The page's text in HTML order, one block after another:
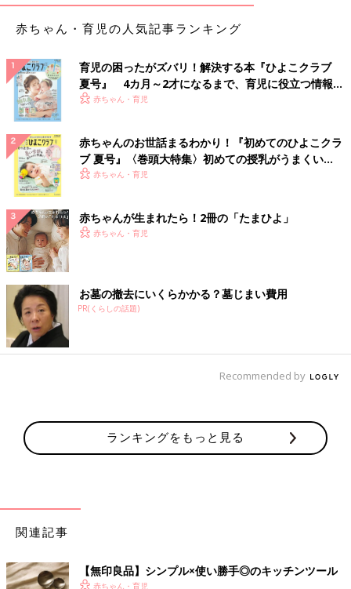
赤ちゃん・育児の人気記事ランキング
育児の困ったがズバリ！解決する本『ひよこクラブ
夏号』 4カ月～2才になるまで、育児に役立つ情報が
いっぱい！
赤ちゃん・育児
赤ちゃんのお世話まるわかり！『初めてのひよこクラ
ブ 夏号』〈巻頭大特集〉初めての授乳がうまくい
く！ おっぱい・ミルクの基本と夏のトラブル 解決テ
赤ちゃん・育児
赤ちゃんが生まれたら！2冊の「たまひよ」
赤ちゃん・育児
お墓の撤去にいくらかかる？墓じまい費用
PR(くらしの話題)
Recommended by
ランキングをもっと見る
関連記事
【無印良品】シンプル×使い勝手◎のキッチンツール
赤ちゃん・育児